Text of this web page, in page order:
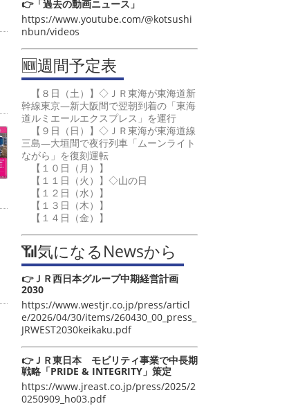
👉「過去の動画ニュース」
https://www.youtube.com/@kotsushi
nbun/videos
🆕週間予定表
【８日（土）】◇ＪＲ東海が東海道新
幹線東京―新大阪間で翌朝到着の「東海
道ルミエールエクスプレス」を運行
【９日（日）】◇ＪＲ東海が東海道線
三島―大垣間で夜行列車「ムーンライト
ながら」を復刻運転
【１０日（月）】
【１１日（火）】◇山の日
【１２日（水）】
【１３日（木）】
【１４日（金）】
📶気になるNewsから
👉ＪＲ西日本グループ中期経営計画
2030
https://www.westjr.co.jp/press/articl
e/2026/04/30/items/260430_00_press_
JRWEST2030keikaku.pdf
👉ＪＲ東日本 モビリティ事業で中長期
戦略「PRIDE & INTEGRITY」策定
https://www.jreast.co.jp/press/2025/2
0250909_ho03.pdf